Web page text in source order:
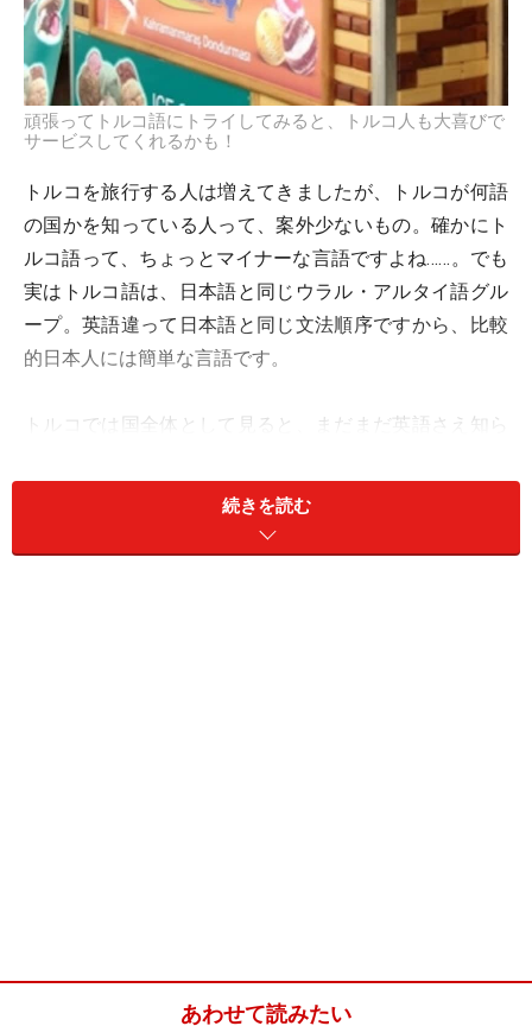
頑張ってトルコ語にトライしてみると、トルコ人も大喜びで
サービスしてくれるかも！
トルコを旅行する人は増えてきましたが、トルコが何語
の国かを知っている人って、案外少ないもの。確かにト
ルコ語って、ちょっとマイナーな言語ですよね……。でも
実はトルコ語は、日本語と同じウラル・アルタイ語グル
ープ。英語違って日本語と同じ文法順序ですから、比較
的日本人には簡単な言語です。
トルコでは国全体として見ると、まだまだ英語さえ知ら
かる人が多いです）。このため、旅行する場合でも簡単
トルコ語を話すと、現地のトルコ人は大喜び。文法が違
続きを読む
あわせて読みたい